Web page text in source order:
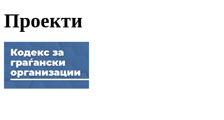
Проекти